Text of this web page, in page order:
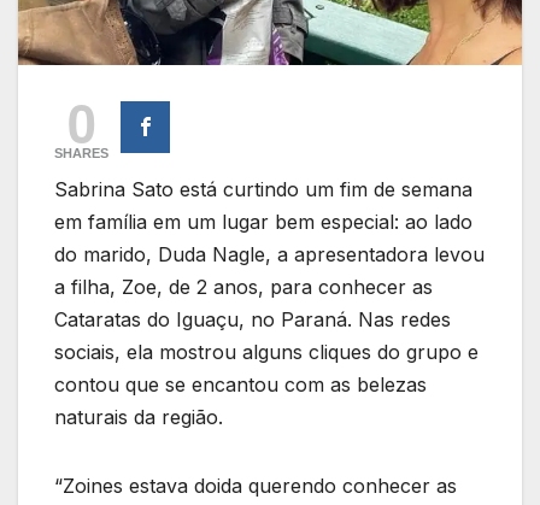
0
SHARES
Sabrina Sato está curtindo um fim de semana
em família em um lugar bem especial: ao lado
do marido, Duda Nagle, a apresentadora levou
a filha, Zoe, de 2 anos, para conhecer as
Cataratas do Iguaçu, no Paraná. Nas redes
sociais, ela mostrou alguns cliques do grupo e
contou que se encantou com as belezas
naturais da região.
“Zoines estava doida querendo conhecer as